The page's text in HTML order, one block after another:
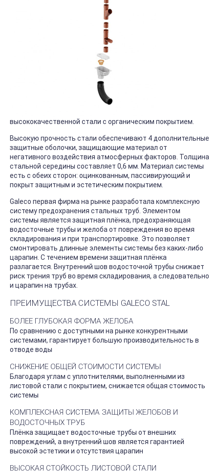
высококачественной стали с органическим покрытием.
Высокую прочность стали обеспечивают 4 дополнительные
защитные оболочки, защищающие материал от
негативного воздействия атмосферных факторов. Толщина
стальной середины составляет 0,6 мм. Материал системы
есть с обеих сторон: оцинкованным, пассивирующий и
покрыт защитным и эстетическим покрытием.
Galeco первая фирма на рынке разработала комплексную
систему предохранения стальных труб. Элементом
системы является защитная плёнка, предохраняющая
водосточные трубы и желоба от повреждения во время
складирования и при транспортировке. Это позволяет
смонтировать длинные элементы системы без каких-либо
царапин. С течением времени защитная плёнка
разлагается. Внутренний шов водосточной трубы снижает
риск трения труб во время складирования, а следовательно
и царапин на трубах.
ПРЕИМУЩЕСТВА СИСТЕМЫ GALECO STAL
БОЛЕЕ ГЛУБОКАЯ ФОРМА ЖЕЛОБА
По сравнению с доступными на рынке конкурентными
системами, гарантирует большую производительность в
отводе воды
СНИЖЕНИЕ ОБЩЕЙ СТОИМОСТИ СИСТЕМЫ
Благодаря углам с уплотнителями, выполненными из
листовой стали с покрытием, снижается общая стоимость
системы
КОМПЛЕКСНАЯ СИСТЕМА ЗАЩИТЫ ЖЕЛОБОВ И
ВОДОСТОЧНЫХ ТРУБ
Плёнка защищает водосточные трубы от внешних
повреждений, а внутренний шов является гарантией
высокой эстетики и отсутствия царапин
ВЫСОКАЯ СТОЙКОСТЬ ЛИСТОВОЙ СТАЛИ